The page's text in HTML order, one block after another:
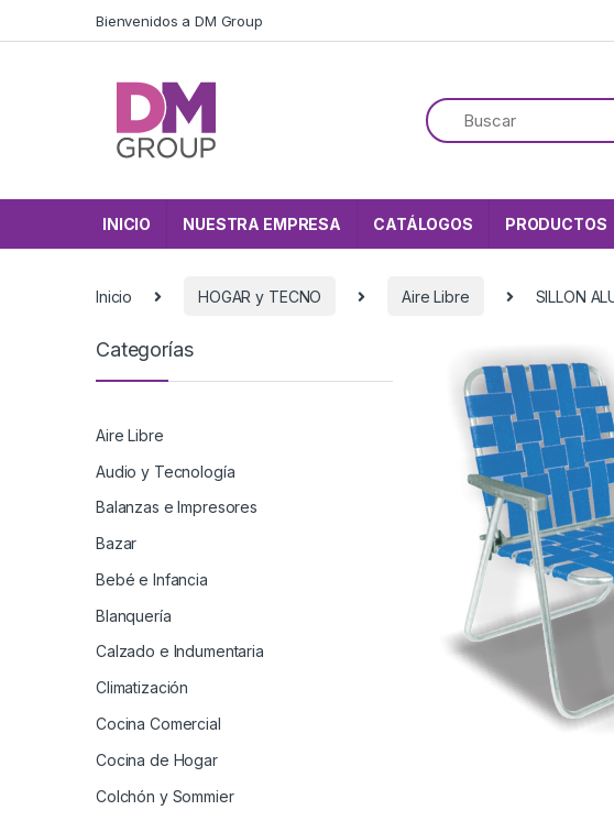
Bienvenidos a DM Group
INICIO NUESTRA EMPRESA CATÁLOGOS PRODUCTOS
Inicio HOGAR y TECNO Aire Libre SILLON
Categorías
Aire Libre
Audio y Tecnología
Balanzas e Impresores
Bazar
Bebé e Infancia
Blanquería
Calzado e Indumentaria
Climatización
Cocina Comercial
Cocina de Hogar
Colchón y Sommier